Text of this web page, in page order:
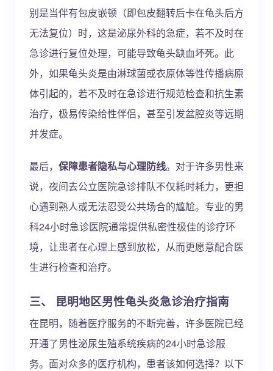
别是当伴有包皮嵌顿（即包皮翻转后卡在龟头后方
无法复位）时，这是泌尿外科的急症，若不及时在
急诊进行复位处理，可能导致龟头缺血坏死。此
外，如果龟头炎是由淋球菌或衣原体等性传播病原
体引起的，若不及时在急诊进行规范检查和抗生素
治疗，极易传染给性伴侣，甚至引发盆腔炎等远期
并发症。
最后， 保障患者隐私与心理防线。对于许多男性来
说，夜间去公立医院急诊排队不仅耗时耗力，更担
心遇到熟人或无法忍受公共场合的尴尬。专业的男
科24小时急诊医院通常提供私密性极佳的诊疗环
境，让患者在心理上感到放松，从而更愿意配合医
生进行检查和治疗。
三、 昆明地区男性龟头炎急诊治疗指南
在昆明，随着医疗服务的不断完善，许多医院已经
开通了男性泌尿生殖系统疾病的24小时急诊服
务。面对众多的医疗机构，患者该如何选择？以下